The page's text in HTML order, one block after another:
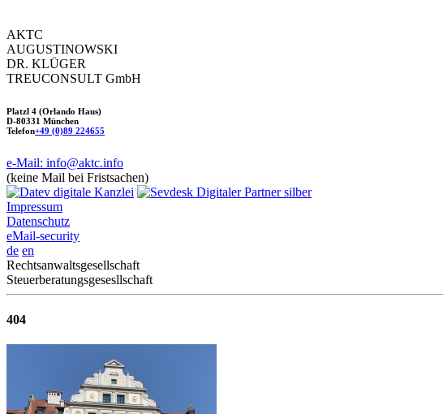
AKTC
AUGUSTINOWSKI
DR. KLÜGER
TREUCONSULT GmbH
Platzl 4 (Orlando Haus)
D-80331 München
Telefon+49 (0)89 224655
e-Mail: info@aktc.info
(keine Mail bei Fristsachen)
Impressum
Datenschutz
eMail-security
de en
Rechtsanwaltsgesellschaft
Steuerberatungsgesesllschaft
404